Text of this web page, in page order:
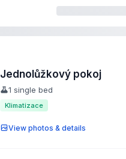
Jednolůžkový pokoj
1 single bed
Klimatizace
View photos & details